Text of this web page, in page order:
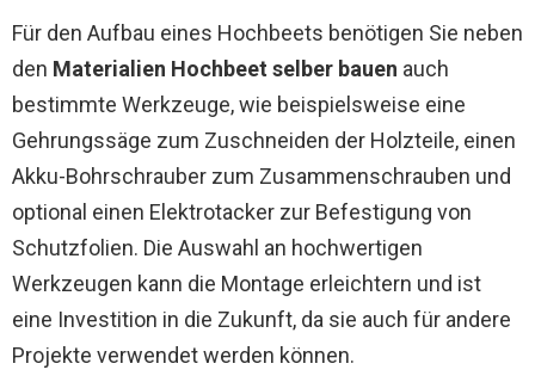
Für den Aufbau eines Hochbeets benötigen Sie neben
den Materialien Hochbeet selber bauen auch
bestimmte Werkzeuge, wie beispielsweise eine
Gehrungssäge zum Zuschneiden der Holzteile, einen
Akku-Bohrschrauber zum Zusammenschrauben und
optional einen Elektrotacker zur Befestigung von
Schutzfolien. Die Auswahl an hochwertigen
Werkzeugen kann die Montage erleichtern und ist
eine Investition in die Zukunft, da sie auch für andere
Projekte verwendet werden können.